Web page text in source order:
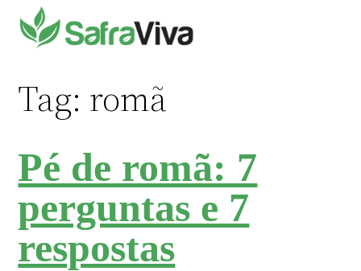
para
Tag: romã
Pé de romã: 7
perguntas e 7
respostas